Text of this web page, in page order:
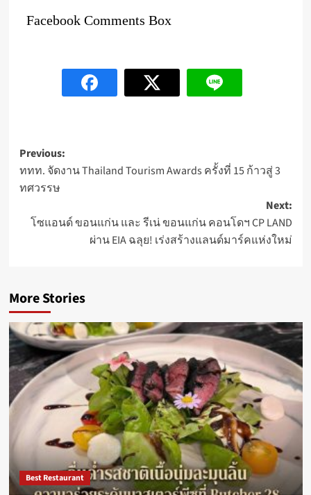
Facebook Comments Box
Post
navigation
Previous:
ททท. จัดงาน Thailand Tourism Awards ครั้งที่ 15 ก้าวสู่ 3
ทศวรรษ
Next:
โซแอนด์ ขอนแก่น และ รีเน่ ขอนแก่น คอนโดฯ CP LAND
ผ่าน EIA ฉลุย! เร่งสร้างแลนด์มาร์คแห่งใหม่
More Stories
Best Restaurant